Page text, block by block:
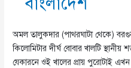
অমল তালুকদার (পাথরঘাটা থেকে)
কিলোমিটার দীর্ঘ বোবার খালটি
যেকারনে ওই খালের প্রায় পুরোটাই এখন